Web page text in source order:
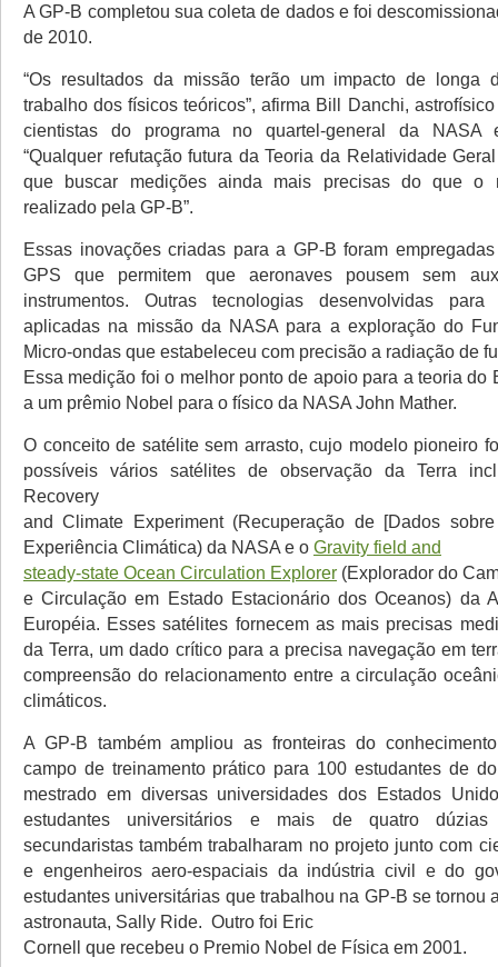
A GP-B completou sua coleta de dados e foi
de 2010.
“Os resultados da missão terão um impacto de longa
trabalho dos físicos teóricos”, afirma Bill Danchi,
cientistas do programa no quartel-general da NASA
“Qualquer refutação futura da Teoria da Relatividade
que buscar medições ainda mais precisas do que o
realizado pela GP-B”.
Essas inovações criadas para a GP-B foram
GPS que permitem que aeronaves pousem sem
instrumentos. Outras tecnologias desenvolvidas
aplicadas na missão da NASA para a exploração do
Micro-ondas que estabeleceu com precisão a radiação de
Essa medição foi o melhor ponto de apoio para a teoria do
a um prêmio Nobel para o físico da NASA John Mather.
O conceito de satélite sem arrasto, cujo modelo pioneiro
possíveis vários satélites de observação da Terra
Recovery
and Climate Experiment (Recuperação de [Dados
Experiência Climática) da NASA e o Gravity field and
steady-state Ocean Circulation Explorer (Explorador do
e Circulação em Estado Estacionário dos Oceanos) da
Européia. Esses satélites fornecem as mais precisas
da Terra, um dado crítico para a precisa navegação em
compreensão do relacionamento entre a circulação
climáticos.
A GP-B também ampliou as fronteiras do
campo de treinamento prático para 100 estudantes de
mestrado em diversas universidades dos Estados
estudantes universitários e mais de quatro dúzias
secundaristas também trabalharam no projeto junto com
e engenheiros aero-espaciais da indústria civil e do
estudantes universitárias que trabalhou na GP-B se tornou
astronauta, Sally Ride. Outro foi Eric
Cornell que recebeu o Premio Nobel de Física em 2001.